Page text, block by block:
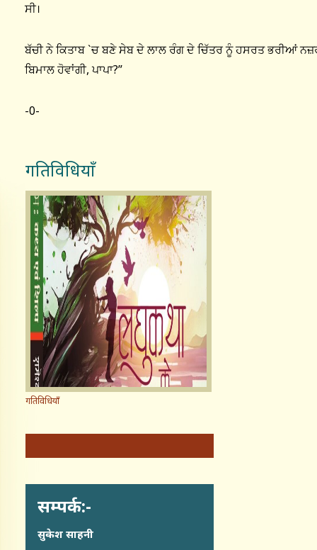
ਸੀ।
ਬੱਚੀ ਨੇ ਕਿਤਾਬ `ਚ ਬਣੇ ਸੇਬ ਦੇ ਲਾਲ ਰੰਗ ਦੇ ਚਿੱਤਰ ਨੂੰ ਹਸਰਤ ਭਰੀਆਂ
ਬਿਮਾਲ ਹੋਵਾਂਗੀ, ਪਾਪਾ?”
-0-
गतिविधियाँ
गतिविधियाँ
सम्पर्क:-
सुकेश साहनी